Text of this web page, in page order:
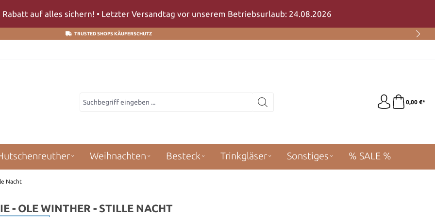
auf alles sichern! • Letzter Versandtag vor unserem Betriebsurlaub: 24.08.2026
TRUSTED SHOPS KÄUFERSCHUTZ
0,00 €*
Weihnachten Besteck Trinkgläser Sonstiges % SALE %
Nacht
- OLE WINTHER - STILLE NACHT